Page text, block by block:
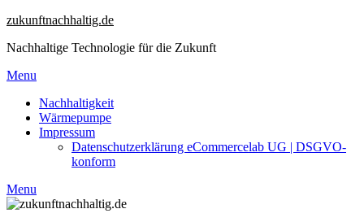
Skip
content
zukunftnachhaltig.de
Nachhaltige Technologie für die Zukunft
Menu
Nachhaltigkeit
Wärmepumpe
Impressum
Datenschutzerklärung eCommercelab UG | DSGVO-
konform
Menu